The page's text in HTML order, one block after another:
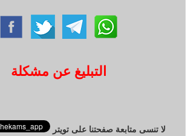
التبليغ عن مشكلة
لا تنسى متابعة صفحتنا على تويتر